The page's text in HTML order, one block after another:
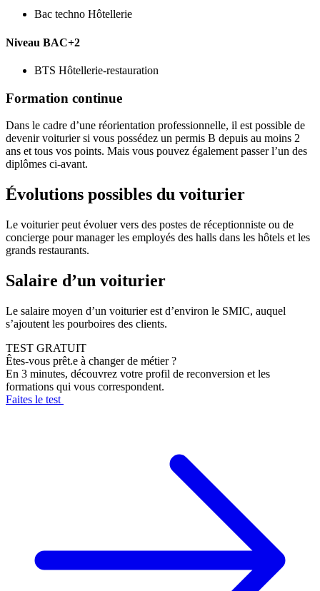
Bac techno Hôtellerie
Niveau BAC+2
BTS Hôtellerie-restauration
Formation continue
Dans le cadre d’une réorientation professionnelle, il est possible de
devenir voiturier si vous possédez un permis B depuis au moins 2
ans et tous vos points. Mais vous pouvez également passer l’un des
diplômes ci-avant.
Évolutions possibles du voiturier
Le voiturier peut évoluer vers des postes de réceptionniste ou de
concierge pour manager les employés des halls dans les hôtels et les
grands restaurants.
Salaire d’un voiturier
Le salaire moyen d’un voiturier est d’environ le SMIC, auquel
s’ajoutent les pourboires des clients.
TEST GRATUIT
Êtes-vous prêt.e à changer de métier ?
En 3 minutes, découvrez votre profil de reconversion et les
formations qui vous correspondent.
Faites le test